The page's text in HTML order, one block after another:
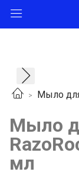
Мыло
Мыло
мл